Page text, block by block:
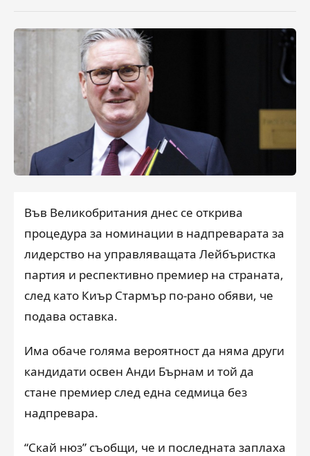
Във Великобритания днес се открива
процедура за номинации в надпреварата за
лидерство на управляващата Лейбъристка
партия и респективно премиер на страната,
след като Киър Стармър по-рано обяви, че
подава оставка.
Има обаче голяма вероятност да няма други
кандидати освен Анди Бърнам и той да
стане премиер след една седмица без
надпревара.
“Скай нюз” съобщи, че и последната заплаха